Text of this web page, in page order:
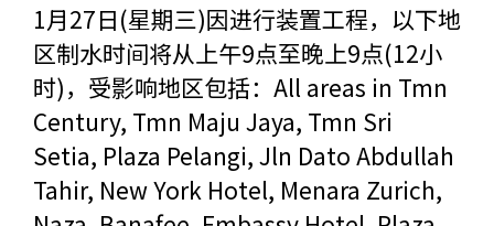
1月27日(星期三)因进行装置工程，以下地
区制水时间将从上午9点至晚上9点(12小
时)，受影响地区包括：All areas in Tmn
Century, Tmn Maju Jaya, Tmn Sri
Setia, Plaza Pelangi, Jln Dato Abdullah
Tahir, New York Hotel, Menara Zurich,